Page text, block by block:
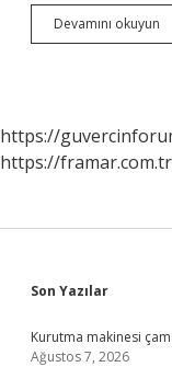
Devamını okuyun
https://
https://framar.com.tr
Sidebar
Son Yazılar
Kurutma makinesi
Ağustos 7, 2026